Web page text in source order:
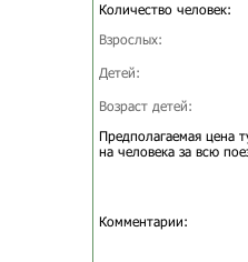
Количество человек:
Взрослых:
Детей:
Возраст детей:
Предполагаемая цена
на человека за всю
Комментарии: